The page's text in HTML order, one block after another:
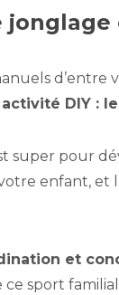
d’entre
DIY :
super pour
enfant, et
et
sport